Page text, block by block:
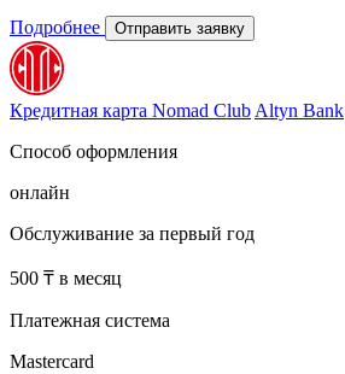
Подробнее Отправить заявку
Кредитная карта Nomad Club Altyn Bank
Способ оформления
онлайн
Обслуживание за первый год
500 ₸ в месяц
Платежная система
Mastercard